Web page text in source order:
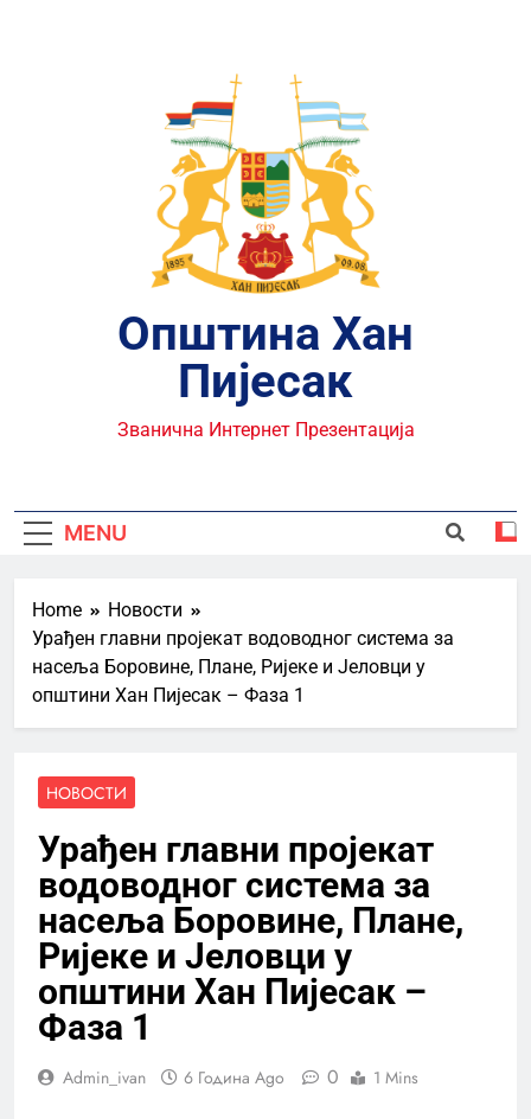
Општина Хан
Пијесак
Званична Интернет Презентација
MENU
Home
Новости
Урађен главни пројекат водоводног система за
насеља Боровине, Плане, Ријеке и Јеловци у
општини Хан Пијесак – Фаза 1
НОВОСТИ
Урађен главни пројекат
водоводног система за
насеља Боровине, Плане,
Ријеке и Јеловци у
општини Хан Пијесак –
Фаза 1
Admin_ivan 6 Година Ago 0 1 Mins